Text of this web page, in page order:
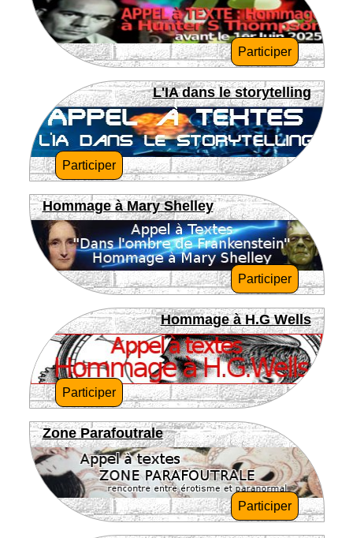
Participer
L'IA dans le storytelling
Participer
Hommage à Mary Shelley
Participer
Hommage à H.G Wells
Participer
Zone Parafoutrale
Participer